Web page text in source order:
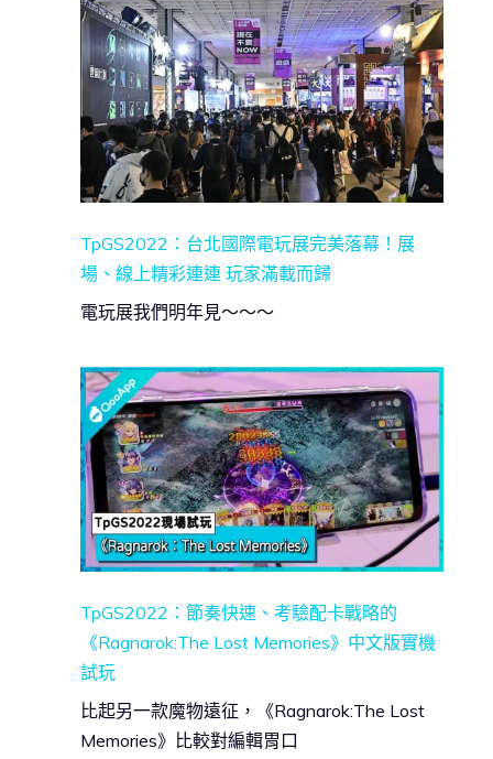
TpGS2022：台北國際電玩展完美落幕！展
場、線上精彩連連 玩家滿載而歸
電玩展我們明年見～～～
TpGS2022：節奏快速、考驗配卡戰略的
《Ragnarok:The Lost Memories》中文版實機
試玩
比起另一款魔物遠征，《Ragnarok:The Lost
Memories》比較對編輯胃口